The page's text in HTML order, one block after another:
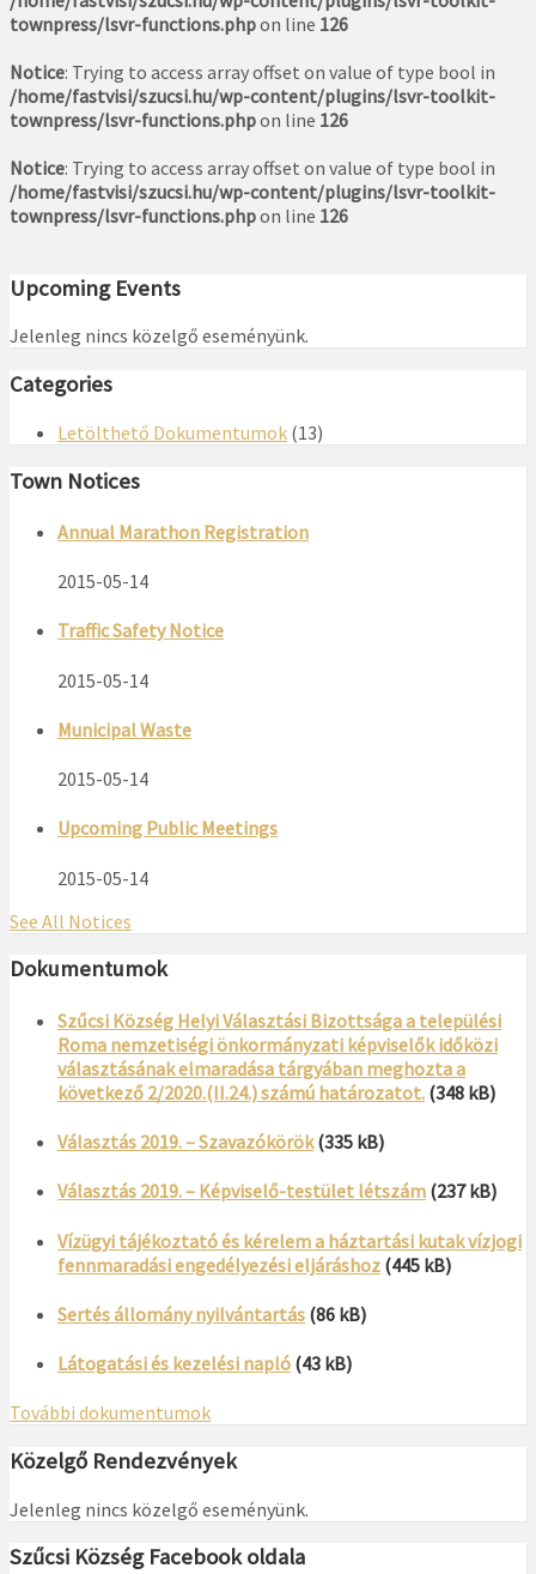
townpress/lsvr-functions.phpon line 126
Notice: Trying to access array offset on value of type bool in
/home/fastvisi/szucsi.hu/wp-content/plugins/lsvr-toolkit-
townpress/lsvr-functions.phpon line 126
Notice: Trying to access array offset on value of type bool in
/home/fastvisi/szucsi.hu/wp-content/plugins/lsvr-toolkit-
townpress/lsvr-functions.phpon line 126
Upcoming Events
Jelenleg nincs közelgő eseményünk.
Categories
Letölthető Dokumentumok (13)
Town Notices
Annual Marathon Registration
2015-05-14
Traffic Safety Notice
2015-05-14
Municipal Waste
2015-05-14
Upcoming Public Meetings
2015-05-14
See All Notices
Dokumentumok
Szűcsi Község Helyi Választási Bizottsága a települési
Roma nemzetiségi önkormányzati képviselők időközi
választásának elmaradása tárgyában meghozta a
következő 2/2020.(II.24.) számú határozatot. (348 kB)
Választás 2019. – Szavazókörök (335 kB)
Választás 2019. – Képviselő-testület létszám (237 kB)
Vízügyi tájékoztató és kérelem a háztartási kutak vízjogi
fennmaradási engedélyezési eljáráshoz (445 kB)
Sertés állomány nyilvántartás (86 kB)
Látogatási és kezelési napló (43 kB)
További dokumentumok
Közelgő Rendezvények
Jelenleg nincs közelgő eseményünk.
Szűcsi Község Facebook oldala